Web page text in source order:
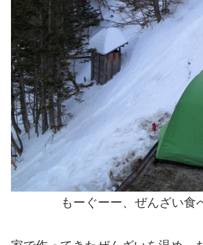
もーぐーー、ぜんざい食